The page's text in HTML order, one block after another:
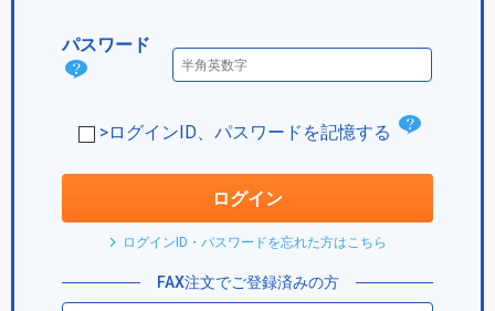
IDと
パスワード
パス
ド
は？
>ログインID、パスワードを記憶する
ク
ッ
ログイン
ログインID・パスワードを忘れた方はこちら
FAX注文でご登録済みの方